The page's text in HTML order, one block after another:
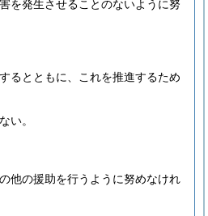
を発生させることのないように努
るとともに、これを推進するため
い。
他の援助を行うように努めなけれ